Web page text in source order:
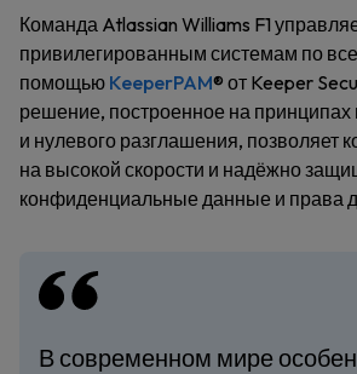
Команда Atlassian Williams F1
привилегированным системам по
помощью KeeperPAM® от Keeper
решение, построенное на принципах
и нулевого разглашения, позволяет
на высокой скорости и надёжно
конфиденциальные данные и права
В современном мире